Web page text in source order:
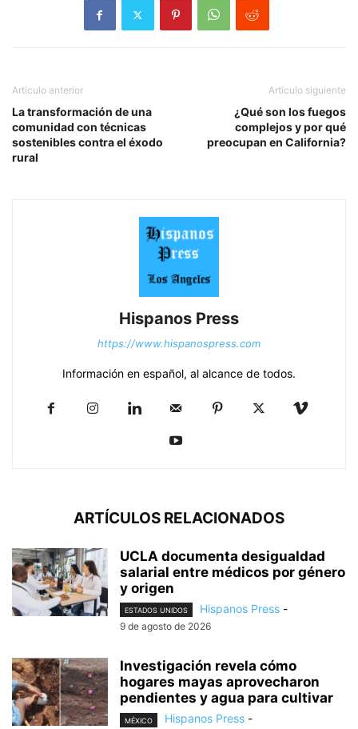
Artículo anterior
La transformación de una
comunidad con técnicas
sostenibles contra el éxodo
rural
Artículo siguiente
¿Qué son los fuegos
complejos y por qué
preocupan en California?
Hispanos Press
https://www.hispanospress.com
Información en español, al alcance de todos.
ARTÍCULOS RELACIONADOS
UCLA documenta desigualdad
salarial entre médicos por género
y origen
ESTADOS UNIDOS Hispanos Press -
9 de agosto de 2026
Investigación revela cómo
hogares mayas aprovecharon
pendientes y agua para cultivar
MÉXICO Hispanos Press -